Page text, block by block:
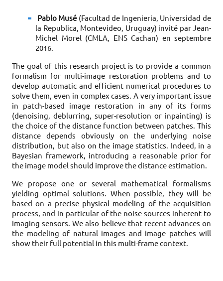
Pablo Musé(Facultad de Ingenieria, Universidad de
la Republica, Montevideo, Uruguay) invité par Jean-
Michel Morel (CMLA, ENS Cachan) en septembre
2016.
The goal of this research project is to provide a common
formalism for multi-image restoration problems and to
develop automatic and efficient numerical procedures to
solve them, even in complex cases. A very important issue
in patch-based image restoration in any of its forms
(denoising, deblurring, super-resolution or inpainting) is
the choice of the distance function between patches. This
distance depends obviously on the underlying noise
distribution, but also on the image statistics. Indeed, in a
Bayesian framework, introducing a reasonable prior for
the image model should improve the distance estimation.
We propose one or several mathematical formalisms
yielding optimal solutions. When possible, they will be
based on a precise physical modeling of the acquisition
process, and in particular of the noise sources inherent to
imaging sensors. We also believe that recent advances on
the modeling of natural images and image patches will
show their full potential in this multi-frame context.